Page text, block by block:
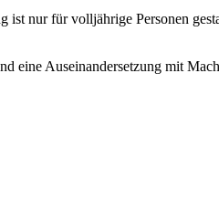
nur für volljährige Personen
eine Auseinandersetzung mit